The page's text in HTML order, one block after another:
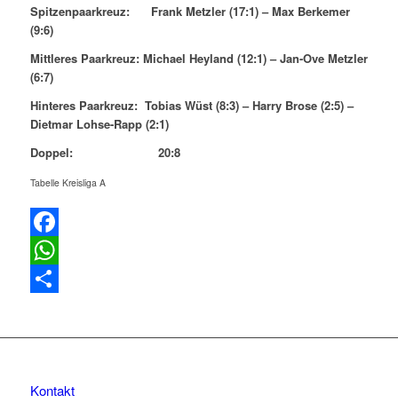
Spitzenpaarkreuz: Frank Metzler (17:1) – Max Berkemer
(9:6)
Mittleres Paarkreuz: Michael Heyland (12:1) – Jan-Ove Metzler
(6:7)
Hinteres Paarkreuz: Tobias Wüst (8:3) – Harry Brose (2:5) –
Dietmar Lohse-Rapp (2:1)
Doppel: 20:8
Tabelle Kreisliga A
Facebook
WhatsApp
Kontakt